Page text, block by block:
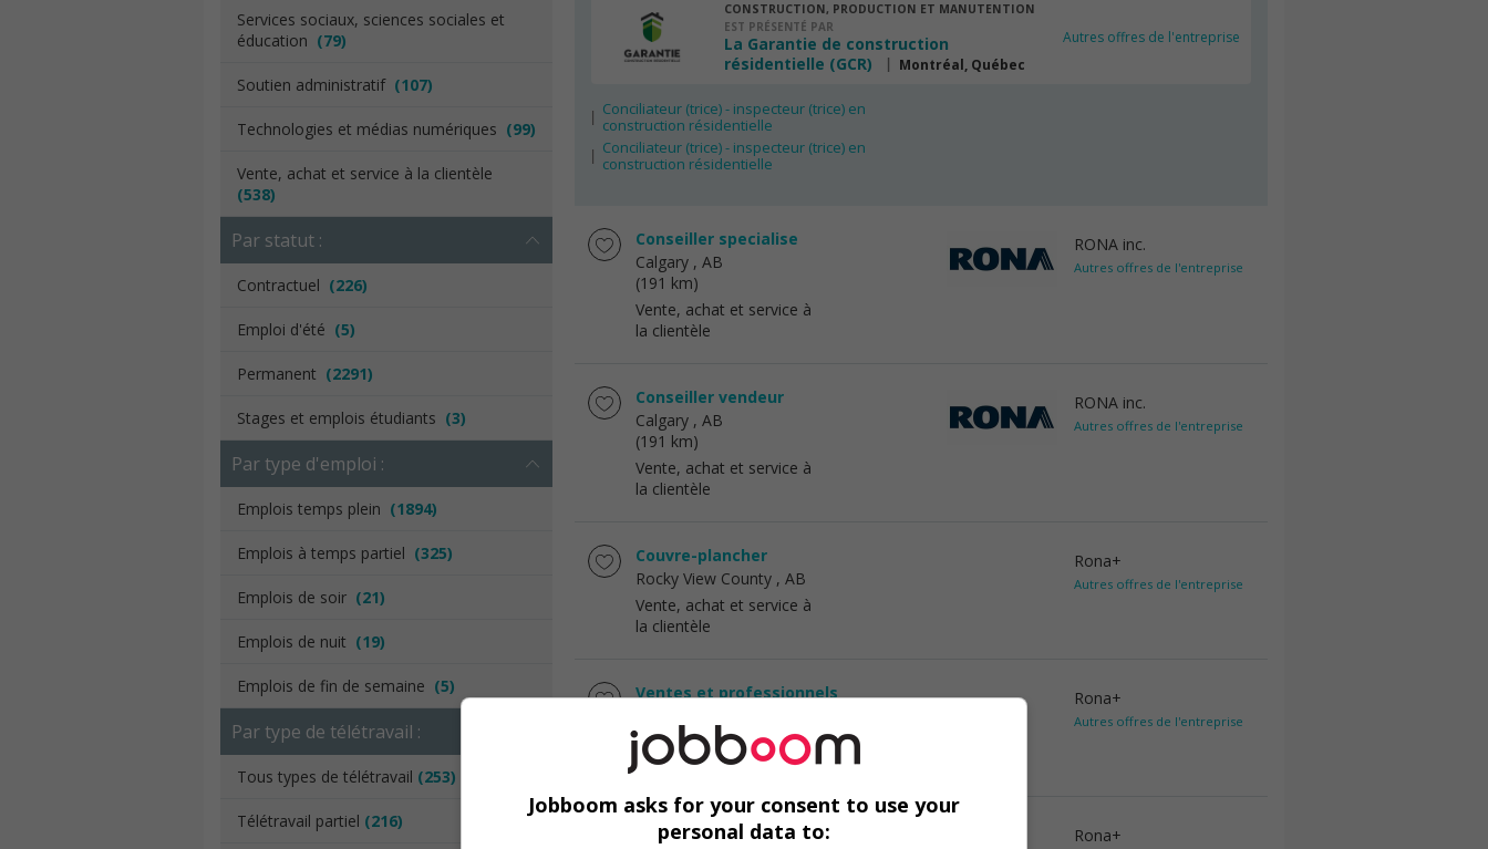
Services sociaux, sciences sociales et
éducation (79)
Soutien administratif (107)
Technologies et médias numériques (99)
Vente, achat et service à la clientèle
(538)
Par statut :
Contractuel (226)
Emploi d'été (5)
Permanent (2291)
Stages et emplois étudiants (3)
Par type d'emploi :
Emplois temps plein (1894)
Emplois à temps partiel (325)
Emplois de soir (21)
Emplois de nuit (19)
Emplois de fin de semaine (5)
Par type de télétravail :
Tous types de télétravail (253)
Télétravail partiel (216)
CONSTRUCTION, PRODUCTION ET MANUTENTION
EST PRÉSENTÉ PAR
La Garantie de construction
résidentielle (GCR)
Montréal, Québec
Autres offres de l'entreprise
Conciliateur (trice) - inspecteur (trice) en
construction résidentielle
Conciliateur (trice) - inspecteur (trice) en
construction résidentielle
Conseiller specialise
Calgary , AB
(191 km)
Vente, achat et service à
la clientèle
RONA inc.
Autres offres de l'entreprise
Conseiller vendeur
Calgary , AB
(191 km)
Vente, achat et service à
la clientèle
RONA inc.
Autres offres de l'entreprise
Couvre-plancher
Rocky View County , AB
Vente, achat et service à
la clientèle
Rona+
Autres offres de l'entreprise
Ventes et professionnels
Vente, achat et service à
la clientèle
Rona+
Autres offres de l'entreprise
Conseiller vendeur
Rona+
Jobboom asks for your consent to use your
personal data to: